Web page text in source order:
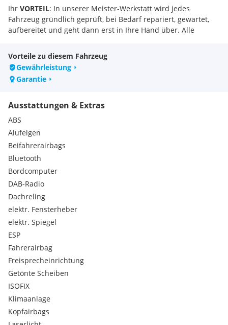
Ihr VORTEIL: In unserer Meister-Werkstatt wird jedes
Fahrzeug gründlich geprüft, bei Bedarf repariert, gewartet,
aufbereitet und geht dann erst in Ihre Hand über. Alle
JAHR GARANTIE- Optional 3 JAHRE GARANTIE!
Wir bieten Ihnen hier einen
ECOBLUE COOL & CONNECT
WISSENWERTES:
Zubehör?
Gerne machen wir Ihnen ein Angebot.
AUSSTATTUNG:
• Beheizbarer Außenspiegel
• Dachreling
• ESP
• Einparkhilfe vorne & hinten
• Klima
• Lederlenkrad
• Navi
• Nebelscheinwerfer
• Partikelfilter
• Reifendruckkontrolle RDC
• Rückfahrkamera
• Sitzheizung
Vorteile zu diesem Fahrzeug
Gewährleistung
Garantie
Ausstattungen & Extras
ABS
Alufelgen
Beifahrerairbags
Bluetooth
Bordcomputer
DAB-Radio
Dachreling
elektr. Fensterheber
elektr. Spiegel
ESP
Fahrerairbag
Freisprecheinrichtung
Getönte Scheiben
ISOFIX
Klimaanlage
Kopfairbags